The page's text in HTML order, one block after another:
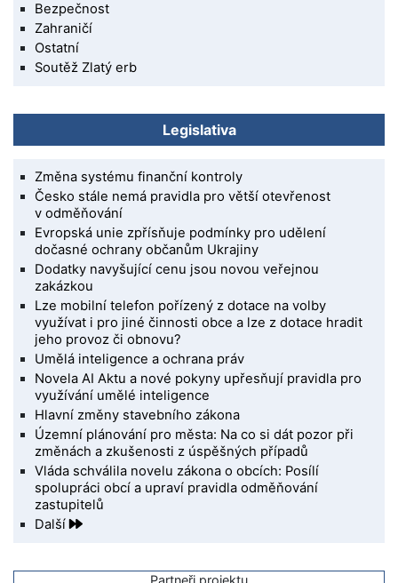
Bezpečnost
Zahraničí
Ostatní
Soutěž Zlatý erb
Legislativa
Změna systému finanční kontroly
Česko stále nemá pravidla pro větší otevřenost
v odměňování
Evropská unie zpřísňuje podmínky pro udělení
dočasné ochrany občanům Ukrajiny
Dodatky navyšující cenu jsou novou veřejnou
zakázkou
Lze mobilní telefon pořízený z dotace na volby
využívat i pro jiné činnosti obce a lze z dotace hradit
jeho provoz či obnovu?
Umělá inteligence a ochrana práv
Novela AI Aktu a nové pokyny upřesňují pravidla pro
využívání umělé inteligence
Hlavní změny stavebního zákona
Územní plánování pro města: Na co si dát pozor při
změnách a zkušenosti z úspěšných případů
Vláda schválila novelu zákona o obcích: Posílí
spolupráci obcí a upraví pravidla odměňování
zastupitelů
Další
Partneři projektu